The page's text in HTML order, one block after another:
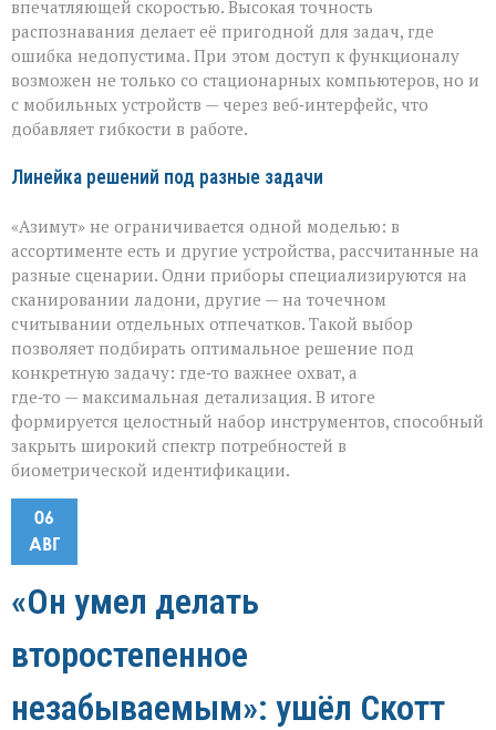
впечатляющей скоростью. Высокая точность
распознавания делает её пригодной для задач, где
ошибка недопустима. При этом доступ к функционалу
возможен не только со стационарных компьютеров, но и
с мобильных устройств — через веб‑интерфейс, что
добавляет гибкости в работе.
Линейка решений под разные задачи
«Азимут» не ограничивается одной моделью: в
ассортименте есть и другие устройства, рассчитанные на
разные сценарии. Одни приборы специализируются на
сканировании ладони, другие — на точечном
считывании отдельных отпечатков. Такой выбор
позволяет подбирать оптимальное решение под
конкретную задачу: где‑то важнее охват, а
где‑то — максимальная детализация. В итоге
формируется целостный набор инструментов, способный
закрыть широкий спектр потребностей в
биометрической идентификации.
06
АВГ
«Он умел делать
второстепенное
незабываемым»: ушёл Скотт